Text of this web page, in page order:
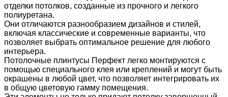
отделки потолков, созданные из прочного и легкого
полиуретана.
Они отличаются разнообразием дизайнов и стилей,
включая классические и современные варианты, что
позволяет выбрать оптимальное решение для любого
интерьера.
Потолочные плинтусы Перфект легко монтируются с
помощью специального клея или креплений и могут быть
окрашены в любой цвет, что позволяет интегрировать их
в общую цветовую гамму помещения.